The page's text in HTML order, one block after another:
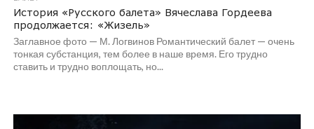
История «Русского балета» Вячеслава Гордеева
продолжается: «Жизель»
Заглавное фото — М. Логвинов Романтический балет — очень
тонкая субстанция, тем более в наше время. Его трудно
ставить и трудно воплощать, но...